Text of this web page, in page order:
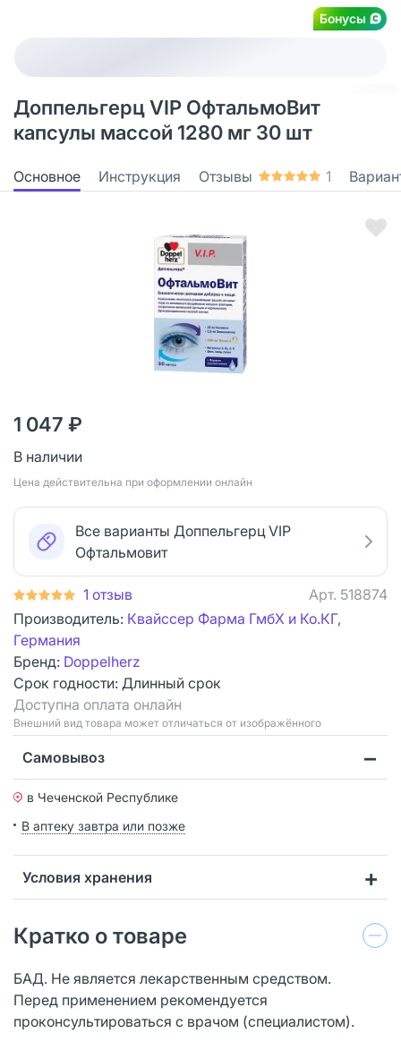
Бонусы
Доппельгерц VIP ОфтальмоВит
капсулы массой 1280 мг 30 шт
Основное Инструкция Отзывы 1
1 047 ₽
В наличии
Цена действительна при оформлении онлайн
Все варианты Доппельгерц VIP
Офтальмовит
1 отзыв Арт. 518874
Производитель: Квайссер Фарма ГмбХ и Ко.КГ,
Германия
Бренд: Doppelherz
Срок годности: Длинный срок
Доступна оплата онлайн
Bнешний вид товара может отличаться от изображённого
Самовывоз
в Чеченской Республике
В аптеку завтра или позже
Условия хранения
Кратко о товаре
БАД. Не является лекарственным средством.
Перед применением рекомендуется
проконсультироваться с врачом (специалистом).